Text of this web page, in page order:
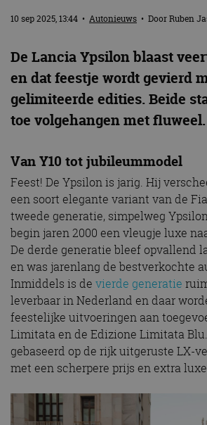
10 sep 2025, 13:44 • Autonieuws • DoorRuben
De Lancia Ypsilon blaast
en dat feestje wordt gevierd
gelimiteerde edities. Beide
toe volgehangen met fluweel.
Van Y10 tot jubileummodel
Feest! De Ypsilon is jarig. Hij
een soort elegante variant van de
tweede generatie, simpelweg
begin jaren 2000 een vleugje luxe
De derde generatie bleef opvallend
en was jarenlang de bestverkochte
Inmiddels is de vierde generatie
leverbaar in Nederland en daar
feestelijke uitvoeringen aan
Limitata en de Edizione Limitata
gebaseerd op de rijk uitgeruste LX-
met een scherpere prijs en extra